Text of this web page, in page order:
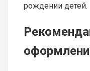
рождении детей.